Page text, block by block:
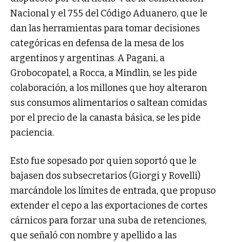
Nacional y el 755 del Código Aduanero, que le
dan las herramientas para tomar decisiones
categóricas en defensa de la mesa de los
argentinos y argentinas. A Pagani, a
Grobocopatel, a Rocca, a Mindlin, se les pide
colaboración, a los millones que hoy alteraron
sus consumos alimentarios o saltean comidas
por el precio de la canasta básica, se les pide
paciencia.
Esto fue sopesado por quien soportó que le
bajasen dos subsecretarios (Giorgi y Rovelli)
marcándole los límites de entrada, que propuso
extender el cepo a las exportaciones de cortes
cárnicos para forzar una suba de retenciones,
que señaló con nombre y apellido a las